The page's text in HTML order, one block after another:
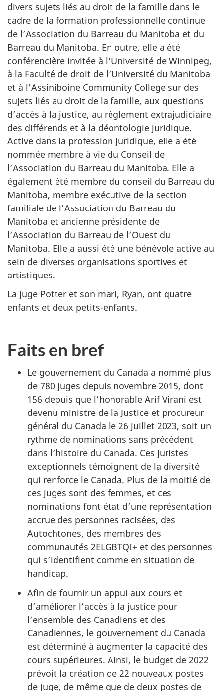
divers sujets liés au droit de la famille dans le
cadre de la formation professionnelle continue
de l’Association du Barreau du Manitoba et du
Barreau du Manitoba. En outre, elle a été
conférencière invitée à l’Université de Winnipeg,
à la Faculté de droit de l’Université du Manitoba
et à l’Assiniboine Community College sur des
sujets liés au droit de la famille, aux questions
d’accès à la justice, au règlement extrajudiciaire
des différends et à la déontologie juridique.
Active dans la profession juridique, elle a été
nommée membre à vie du Conseil de
l’Association du Barreau du Manitoba. Elle a
également été membre du conseil du Barreau du
Manitoba, membre exécutive de la section
familiale de l’Association du Barreau du
Manitoba et ancienne présidente de
l’Association du Barreau de l’Ouest du
Manitoba. Elle a aussi été une bénévole active au
sein de diverses organisations sportives et
artistiques.
La juge Potter et son mari, Ryan, ont quatre
enfants et deux petits-enfants.
Faits en bref
Le gouvernement du Canada a nommé plus
de 780 juges depuis novembre 2015, dont
156 depuis que l’honorable Arif Virani est
devenu ministre de la Justice et procureur
général du Canada le 26 juillet 2023, soit un
rythme de nominations sans précédent
dans l’histoire du Canada. Ces juristes
exceptionnels témoignent de la diversité
qui renforce le Canada. Plus de la moitié de
ces juges sont des femmes, et ces
nominations font état d’une représentation
accrue des personnes racisées, des
Autochtones, des membres des
communautés 2ELGBTQI+ et des personnes
qui s’identifient comme en situation de
handicap.
Afin de fournir un appui aux cours et
d’améliorer l’accès à la justice pour
l’ensemble des Canadiens et des
Canadiennes, le gouvernement du Canada
est déterminé à augmenter la capacité des
cours supérieures. Ainsi, le budget de 2022
prévoit la création de 22 nouveaux postes
de juge, de même que de deux postes de